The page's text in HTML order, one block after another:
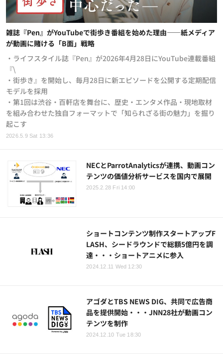
2026.5.9 Sat 13:36
雑誌『Pen』がYouTubeで街歩き番組を始めた理由——紙メディア
が動画に賭ける「B面」戦略
・ライフスタイル誌『Pen』が2026年4月28日にYouTube連載番組
『\
・街歩き』を開始し、毎月28日に新エピソードを公開する定期配信
モデルを採用
・第1回は渋谷・百軒店を舞台に、歴史・エンタメ作品・現地取材
を組み合わせた独自フォーマットで「知られざる街の魅力」を掘り
起こす
NECとParrotAnalyticsが連携、動画コン
テンツの価値分析サービスを国内で展開
2025.2.28 Fri 14:00
ショートコンテンツ制作スタートアップF
LASH、シードラウンドで総額5億円を調
達・・・ショートアニメに参入
2024.12.11 Wed 12:30
アゴダとTBS NEWS DIG、共同で広告商
品を提供開始・・・JNN28社が動画コン
テンツを制作
2024.12.10 Tue 18:30